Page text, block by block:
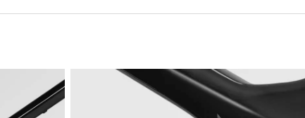
Besoin d’aide ?